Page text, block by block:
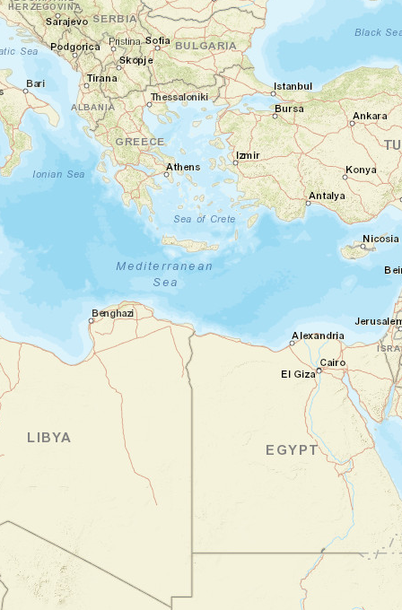
Jour 1
Bienvenue en Afrique du Sud !
Aéroport international du Cap - Cape
Vous posez le pied sur le sol sud-africain et
récupérez les clés de votre véhicule de
location. En route vers la ville du Cap, vous
êtes immédiatement saisi par les contrastes
entre l'océan et la silhouette de la
Montagne de la Table. Arrivé à votre
charmante maison d'hôtes dans le quartier
de Green Point, vous vous installez puis
partez librement flânez sur le Waterfront,
vibrant d'énergie. Vous voilà instantanément
immergé dans l'ambiance du Cap !
Nuit en maison d'hôtes
Jour 2
Immersion libre au Cap